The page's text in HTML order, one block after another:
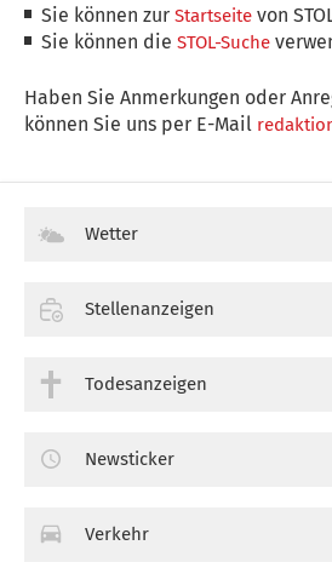
Sie können zurStartseite von
Sie können dieSTOL-Suche
Haben Sie Anmerkungen oder
können Sie uns per E-Mail
Wetter
Stellenanzeigen
Todesanzeigen
Newsticker
Verkehr